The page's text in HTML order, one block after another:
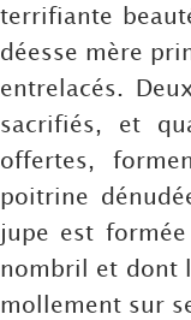
terrifiante
déesse mère
entrelacés.
sacrifiés, et
offertes,
poitrine
jupe est
nombril et dont
mollement sur